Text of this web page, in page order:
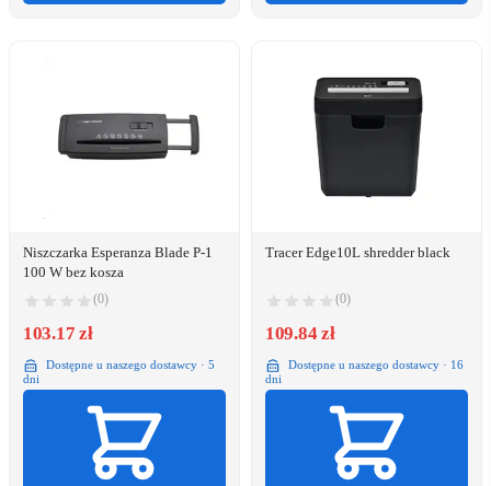
Niszczarka Esperanza Blade P-1
100 W bez kosza
(0)
103.17 zł
Dostępne u naszego dostawcy · 5
dni
Tracer Edge10L shredder black
(0)
109.84 zł
Dostępne u naszego dostawcy · 16
dni